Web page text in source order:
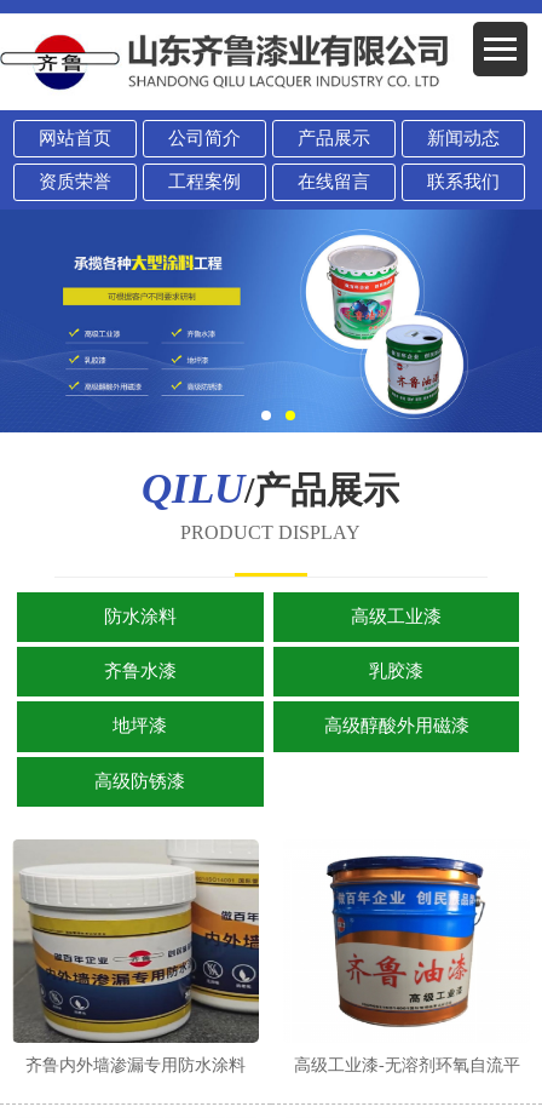
网站首页 公司简介 产品展示 新闻动态
资质荣誉 工程案例 在线留言 联系我们
QILU/产品展示
PRODUCT DISPLAY
防水涂料 高级工业漆
齐鲁水漆 乳胶漆
地坪漆 高级醇酸外用磁漆
高级防锈漆
齐鲁内外墙渗漏专用防水涂料 高级工业漆-无溶剂环氧自流平